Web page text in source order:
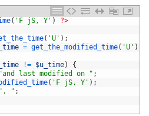
( 'F jS, Y' )
?>
( 'U' ) ;
= get_the_modified_time( 'U' )
!= $u_time)
{
"and last modified on " ;
( 'F jS, Y' ) ;
". " ;